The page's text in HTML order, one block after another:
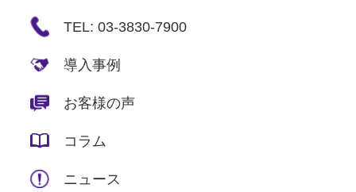
TEL: 03-3830-7900
導入事例
お客様の声
コラム
ニュース